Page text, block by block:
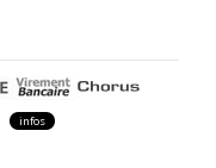
infos